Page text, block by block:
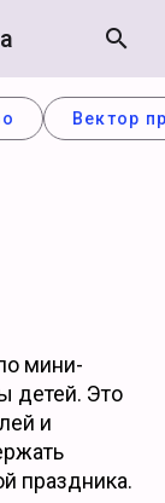
search
Вектор
мини-
детей. Это
и
праздника.